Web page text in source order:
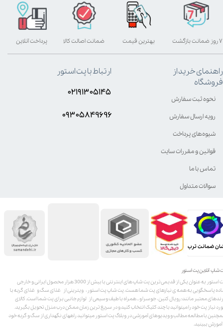
شاپ آنلاین پت استور
پت استور به عنوان یکی از قدیمی‌ترین پت شاپ های اینترنتی با بیش از 3000 هزار محصول ایرانی و خارجی
پاسخگویی به همه ی نیازهای پت شما هست. پت شاپ پت استور، ویترینی از غذای سگ و غذای گربه با
معتبر مانند: رویال کنین، جوسرا و .. همراه با طیف وسیعی از لوازم جانبی برای پت شما است. کالای
نیاز پت خود را میتوانید با چند کلیک انتخاب کنید و در سریع ترین زمان ممکن درب منزل تحویل بگیرید.
با مطالعه مطالب و ویدیوهای آموزشی در وبلاگ پت استور میتوانید راههای نگهداری از سگ و گربه خود
آموزش ببینید.
ضمانت ترب
بهترین قیمت پرداخت آنلاین ۷ روز ضمانت بازگشت ضمانت اصالت کالا
راهنمای خرید از
فروشگاه
نحوه ثبت سفارش
رویه ارسال سفارش
شیوه‌های پرداخت
قوانین و مقررات سایت
تماس با ما
سوالات متداول
ارتباط با پت استور
۰۲۱۹۱۳۰۵۱۴۵
۰۹۳۰۵8۴9696